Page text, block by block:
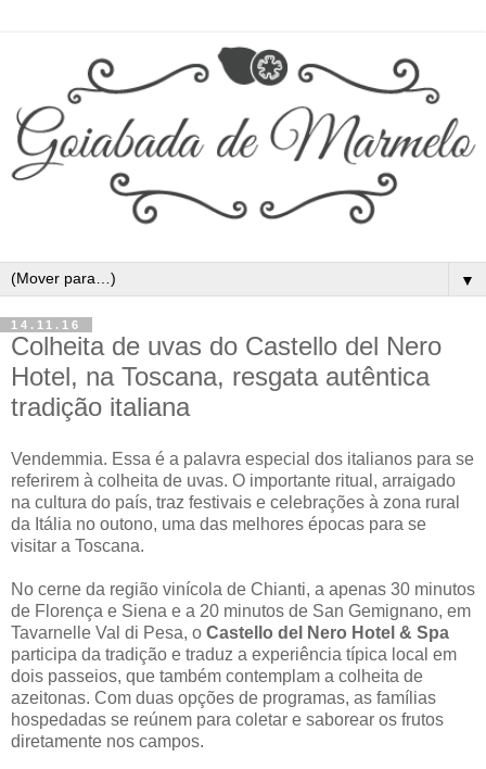
▼
14.11.16
Colheita de uvas do Castello del Nero
Hotel, na Toscana, resgata autêntica
tradição italiana
Vendemmia. Essa é a palavra especial dos italianos para se
referirem à colheita de uvas. O importante ritual, arraigado
na cultura do país, traz festivais e celebrações à zona rural
da Itália no outono, uma das melhores épocas para se
visitar a Toscana.
No cerne da região vinícola de Chianti, a apenas 30 minutos
de Florença e Siena e a 20 minutos de San Gemignano, em
Tavarnelle Val di Pesa, o Castello del Nero Hotel & Spa
participa da tradição e traduz a experiência típica local em
dois passeios, que também contemplam a colheita de
azeitonas. Com duas opções de programas, as famílias
hospedadas se reúnem para coletar e saborear os frutos
diretamente nos campos.